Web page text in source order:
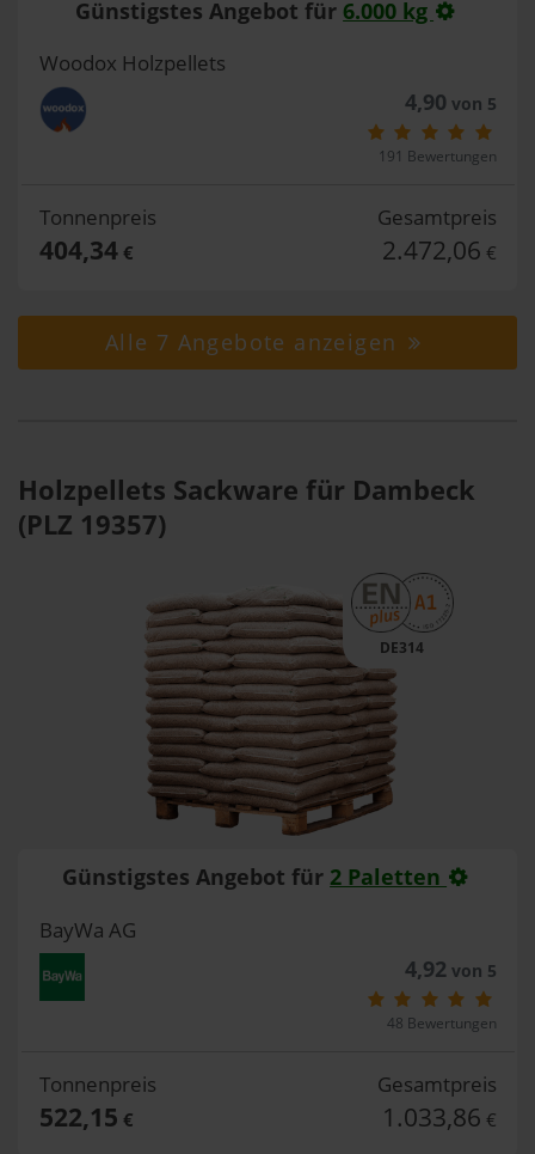
Günstigstes Angebot für 6.000 kg
Woodox Holzpellets
4,90 von 5
191 Bewertungen
Tonnenpreis
404,34€
Gesamtpreis
2.472,06 €
Alle 7 Angebote anzeigen
Holzpellets Sackware für Dambeck
(PLZ 19357)
DE314
Günstigstes Angebot für 2 Paletten
BayWa AG
4,92von 5
48 Bewertungen
Tonnenpreis
522,15 €
Gesamtpreis
1.033,86 €